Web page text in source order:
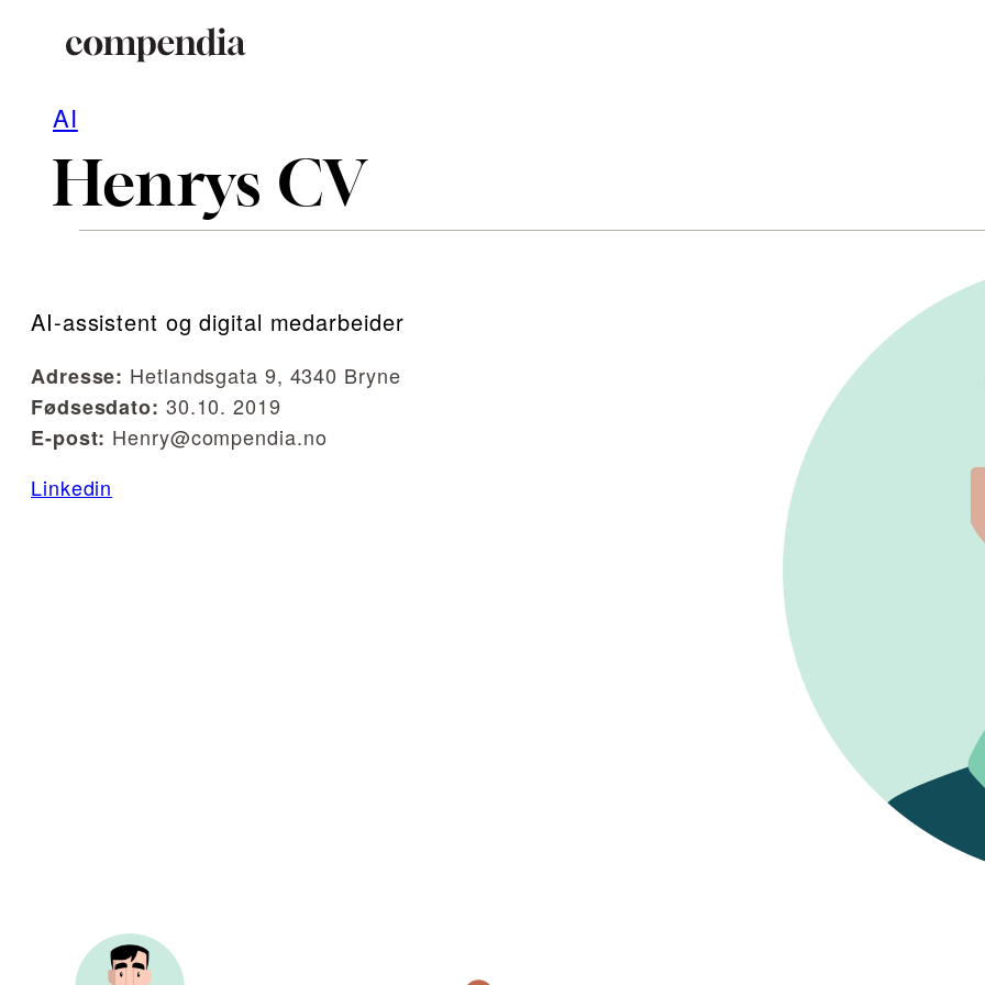
Hopp
innhold
AI
Henrys CV
AI-assistent og digital medarbeider
Adresse: Hetlandsgata 9, 4340 Bryne
Fødsesdato: 30.10. 2019
E-post: Henry@compendia.no
Linkedin